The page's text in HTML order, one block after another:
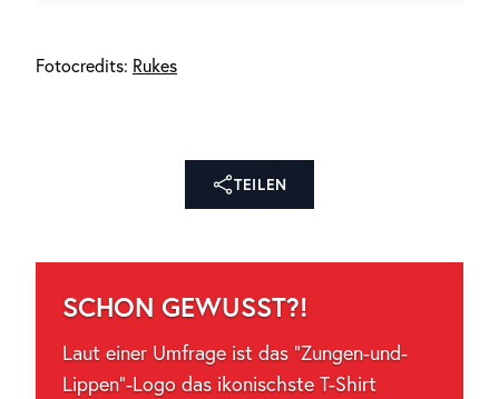
Fotocredits: Rukes
TEILEN
SCHON GEWUSST?!
Laut einer Umfrage ist das “Zungen-und-
Lippen”-Logo das ikonischste T-Shirt